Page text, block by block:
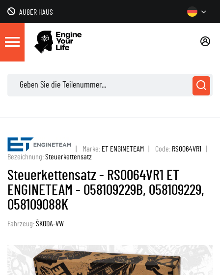
AUßER HAUS
Marke: ET ENGINETEAM Code: RS0064VR1
Bezeichnung:Steuerkettensatz
Steuerkettensatz - RS0064VR1 ET
ENGINETEAM - 058109229B, 058109229,
058109088K
Fahrzeug:ŠKODA-VW